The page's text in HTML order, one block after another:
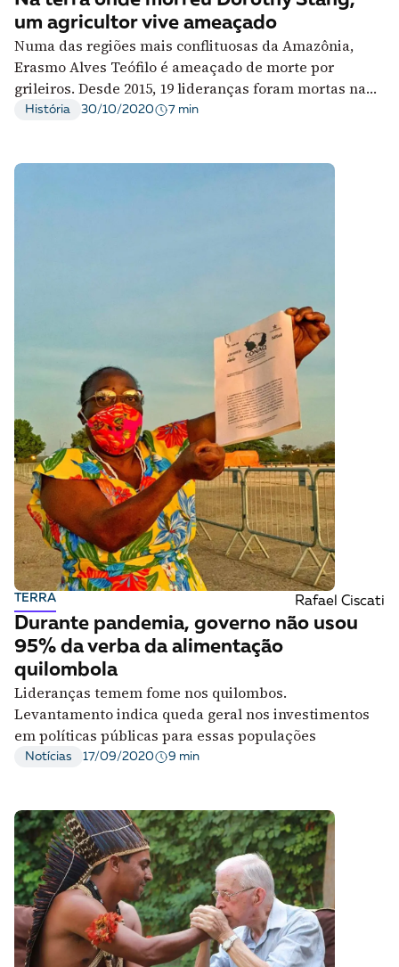
um agricultor vive ameaçado
Numa das regiões mais conflituosas da Amazônia,
Erasmo Alves Teófilo é ameaçado de morte por
grileiros. Desde 2015, 19 lideranças foram mortas na
região. Ele teme ser o próximo
História 30/10/2020 7 min
TERRA Rafael Ciscati
Durante pandemia, governo não usou
95% da verba da alimentação
quilombola
Lideranças temem fome nos quilombos.
Levantamento indica queda geral nos investimentos
em políticas públicas para essas populações
Notícias 17/09/2020 9 min